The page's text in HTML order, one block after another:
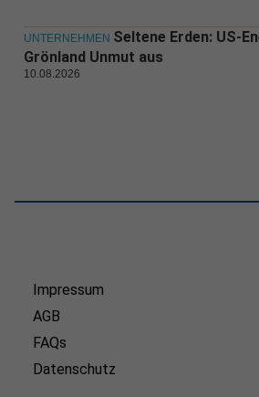
UNTERNEHMEN Seltene Erden: US-
Grönland Unmut aus
10.08.2026
Impressum
AGB
FAQs
Datenschutz